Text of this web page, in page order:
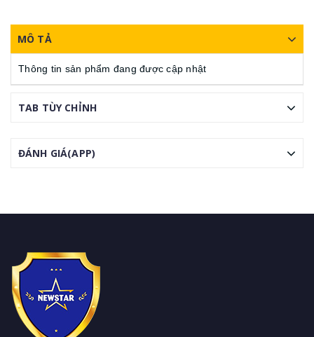
MÔ TẢ
Thông tin sản phẩm đang được cập nhật
TAB TÙY CHỈNH
ĐÁNH GIÁ(APP)